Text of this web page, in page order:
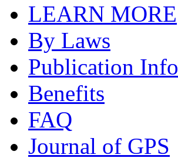
LEARN MORE
By Laws
Publication Info
Benefits
FAQ
Journal of GPS